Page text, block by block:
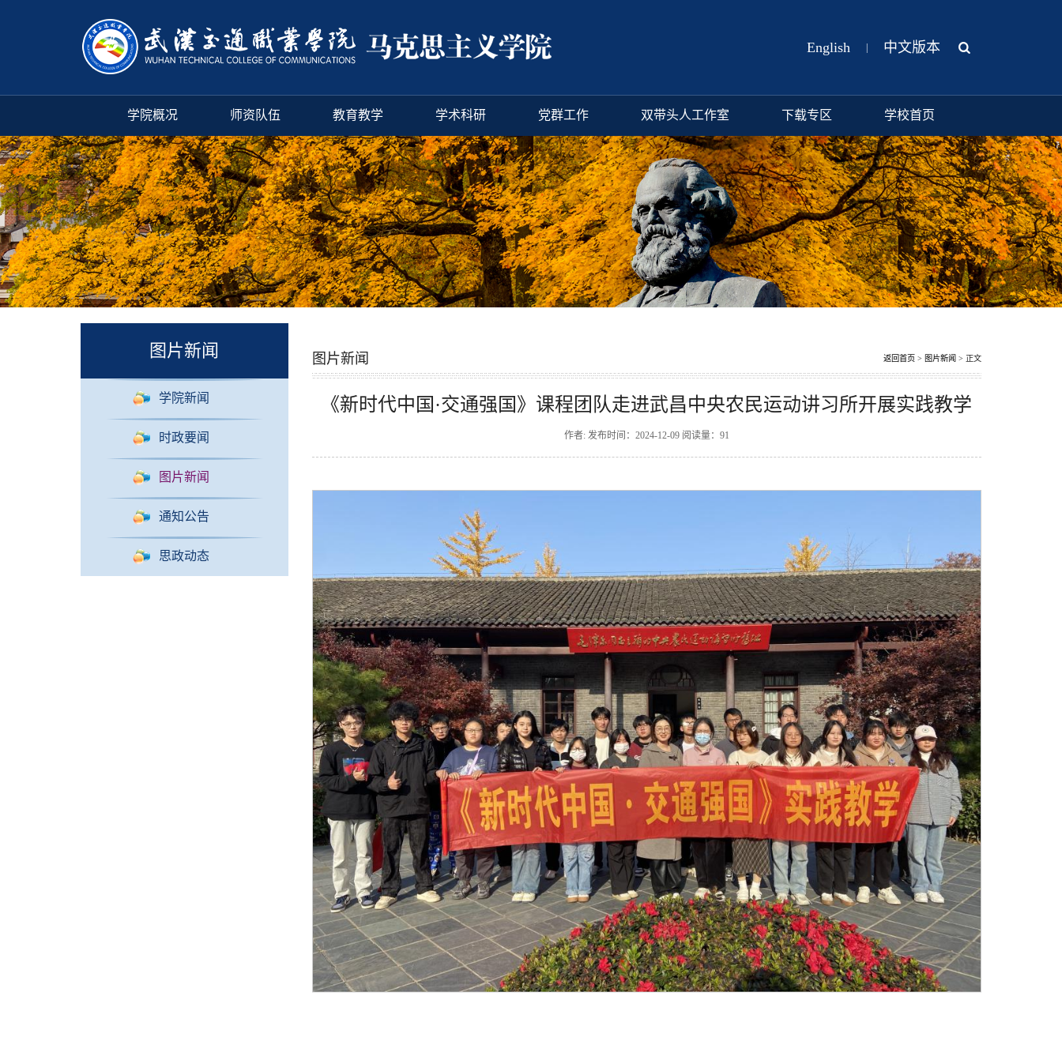
English 中文版本
学院概况 师资队伍 教育教学 学术科研 党群工作 双带头人工作室 下载专区 学校首页
图片新闻
学院新闻
时政要闻
图片新闻
通知公告
思政动态
图片新闻 返回首页 > 图片新闻 > 正文
《新时代中国·交通强国》课程团队走进武昌中央农民运动讲习所开展实践教学
作者: 发布时间：2024-12-09 阅读量： 91